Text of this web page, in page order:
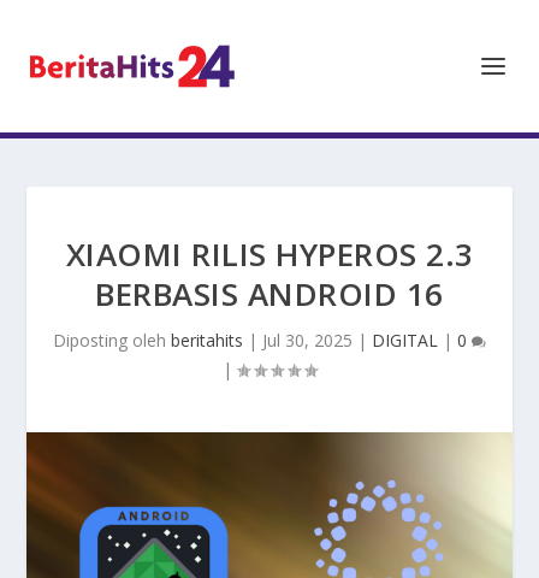
XIAOMI RILIS HYPEROS 2.3
BERBASIS ANDROID 16
Diposting oleh beritahits | Jul 30, 2025 | DIGITAL | 0
|